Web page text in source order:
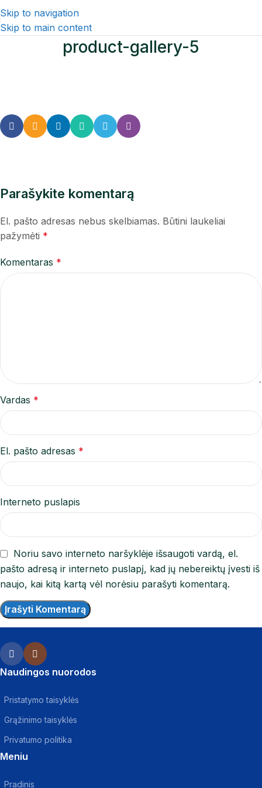
Skip to navigation
Skip to main content
product-gallery-5
Parašykite komentarą
El. pašto adresas nebus skelbiamas. Būtini laukeliai
pažymėti *
Komentaras *
Vardas *
El. pašto adresas *
Interneto puslapis
Noriu savo interneto naršyklėje išsaugoti vardą, el.
pašto adresą ir interneto puslapį, kad jų nebereiktų įvesti iš
naujo, kai kitą kartą vėl norėsiu parašyti komentarą.
Naudingos nuorodos
Pristatymo taisyklės
Grąžinimo taisyklės
Privatumo politika
Meniu
Pradinis